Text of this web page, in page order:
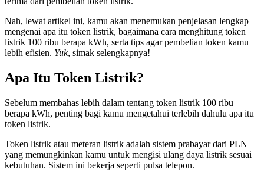
Nah, lewat artikel ini, kamu akan menemukan penjelasan lengkap
mengenai apa itu token listrik, bagaimana cara menghitung token
listrik 100 ribu berapa kWh, serta tips agar pembelian token kamu
lebih efisien. Yuk, simak selengkapnya!
Apa Itu Token Listrik?
Sebelum membahas lebih dalam tentang token listrik 100 ribu
berapa kWh, penting bagi kamu mengetahui terlebih dahulu apa itu
token listrik.
Token listrik atau meteran listrik adalah sistem prabayar dari PLN
yang memungkinkan kamu untuk mengisi ulang daya listrik sesuai
kebutuhan. Sistem ini bekerja seperti pulsa telepon.